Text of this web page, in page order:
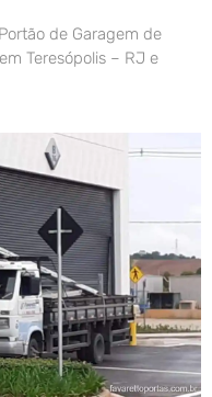
de Garagem de
Teresópolis – RJ e